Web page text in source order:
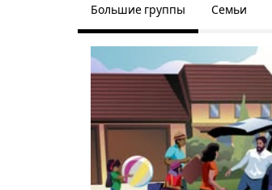
Большие группы Семьи